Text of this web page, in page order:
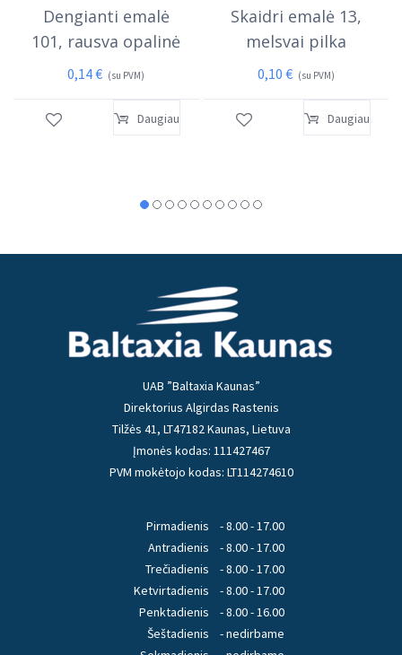
Dengianti emalė
101, rausva opalinė
0,14€ (su PVM)
Daugiau
Skaidri emalė 13,
melsvai pilka
0,10 € (su PVM)
Daugiau
UAB ”Baltaxia Kaunas”
Direktorius Algirdas Rastenis
Tilžės 41, LT47182 Kaunas, Lietuva
Įmonės kodas: 111427467
PVM mokėtojo kodas: LT114274610
Pirmadienis
Antradienis
Trečiadienis
Ketvirtadienis
Penktadienis
Šeštadienis
- 8.00 - 17.00
- 8.00 - 17.00
- 8.00 - 17.00
- 8.00 - 17.00
- 8.00 - 16.00
- nedirbame